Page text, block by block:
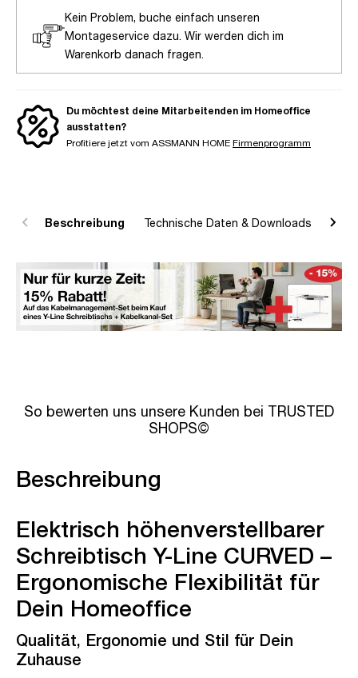
Kein Problem, buche einfach unseren
Montageservice dazu. Wir werden dich im
Warenkorb danach fragen.
Du möchtest deine Mitarbeitenden im Homeoffice
ausstatten?
Profitiere jetzt vom ASSMANN HOME Firmenprogramm
Beschreibung Technische Daten & Downloads
So bewerten uns unsere Kunden bei TRUSTED
SHOPS©
Beschreibung
Elektrisch höhenverstellbarer
Schreibtisch Y-Line CURVED –
Ergonomische Flexibilität für
Dein Homeoffice
Qualität, Ergonomie und Stil für Dein
Zuhause